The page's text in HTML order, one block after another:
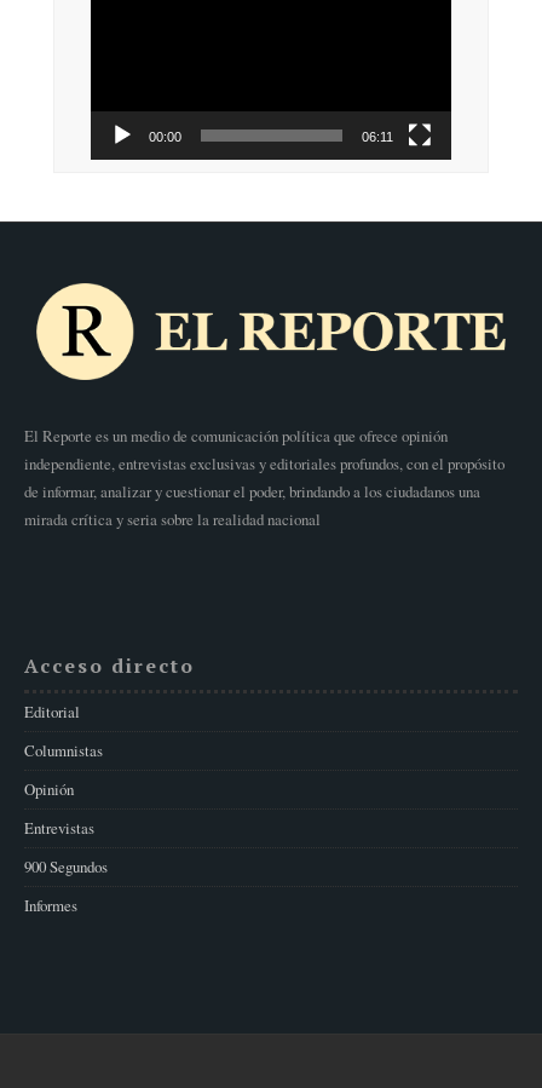
00:00 06:11
El Reporte es un medio de comunicación política que ofrece opinión
independiente, entrevistas exclusivas y editoriales profundos, con el propósito
de informar, analizar y cuestionar el poder, brindando a los ciudadanos una
mirada crítica y seria sobre la realidad nacional
Acceso directo
Editorial
Columnistas
Opinión
Entrevistas
900 Segundos
Informes